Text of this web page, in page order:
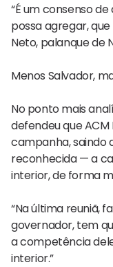
“É um consenso
possa agregar,
Neto, palanque de
Menos Salvador,
No ponto mais
defendeu que
campanha, saindo
reconhecida — a
interior, de forma
“Na última reuniã,
governador, tem
a competência
interior.”